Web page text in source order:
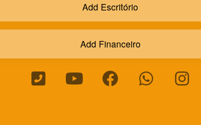
Add Escritório
Add Financeiro